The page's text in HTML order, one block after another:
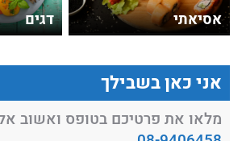
אסיאתי דגים
אני כאן בשבילך
מלאו את פרטיכם בטופס ואשוב